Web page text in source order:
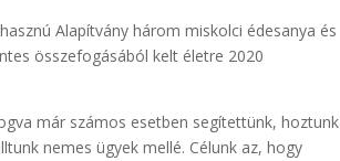
Alapítvány három miskolci édesanya és
összefogásából kelt életre 2020
már számos esetben segítettünk, hoztunk
nemes ügyek mellé. Célunk az, hogy